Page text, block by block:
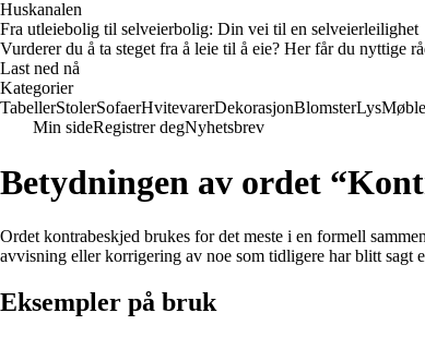
Huskanalen
Fra utleiebolig til selveierbolig: Din vei til en selveierleilighet
Vurderer du å ta steget fra å leie til å eie? Her får du nyttige
Last ned nå
Kategorier
TabellerStolerSofaerHvitevarerDekorasjonBlomsterLys
Min sideRegistrer degNyhetsbrev
Betydningen av ordet
Ordet kontrabeskjed brukes for det meste i en formell
avvisning eller korrigering av noe som tidligere har blitt sagt
Eksempler på bruk